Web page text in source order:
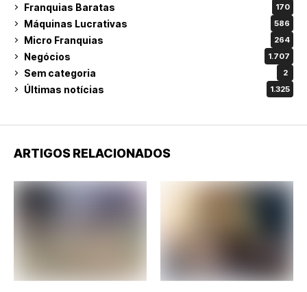
Franquias Baratas 170
Máquinas Lucrativas 586
Micro Franquias 264
Negócios 1.707
Sem categoria 2
Últimas notícias 1.325
ARTIGOS RELACIONADOS